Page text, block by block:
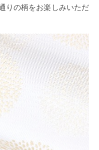
りの柄をお楽しみいただ